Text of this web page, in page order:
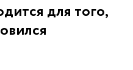
для того,